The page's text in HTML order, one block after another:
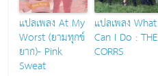
แปลเพลง At My
Worst (ยามทุกข์
ยาก)- Pink
Sweat
แปลเพลง What
Can I Do : THE
CORRS